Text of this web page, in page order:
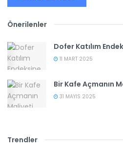
Önerilenler
Dofer Katılım
11 MART 2025
Bir Kafe Açmanın
31 MAYIS 2025
Trendler